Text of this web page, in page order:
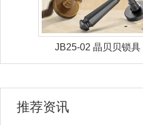
JB25-02 晶贝贝锁具
推荐资讯